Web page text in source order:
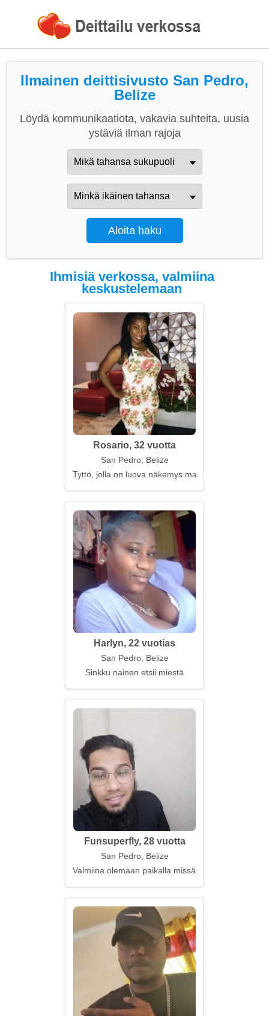
Ilmainen deittisivusto San Pedro,
Belize
Löydä kommunikaatiota, vakavia suhteita, uusia
ystäviä ilman rajoja
Ihmisiä verkossa, valmiina
keskustelemaan
Rosario, 32 vuotta
San Pedro, Belize
Tyttö, jolla on luova näkemys maailmasta
Harlyn, 22 vuotias
San Pedro, Belize
Sinkku nainen etsii miestä
Funsuperfly, 28 vuotta
San Pedro, Belize
Valmiina olemaan paikalla missä tahansa